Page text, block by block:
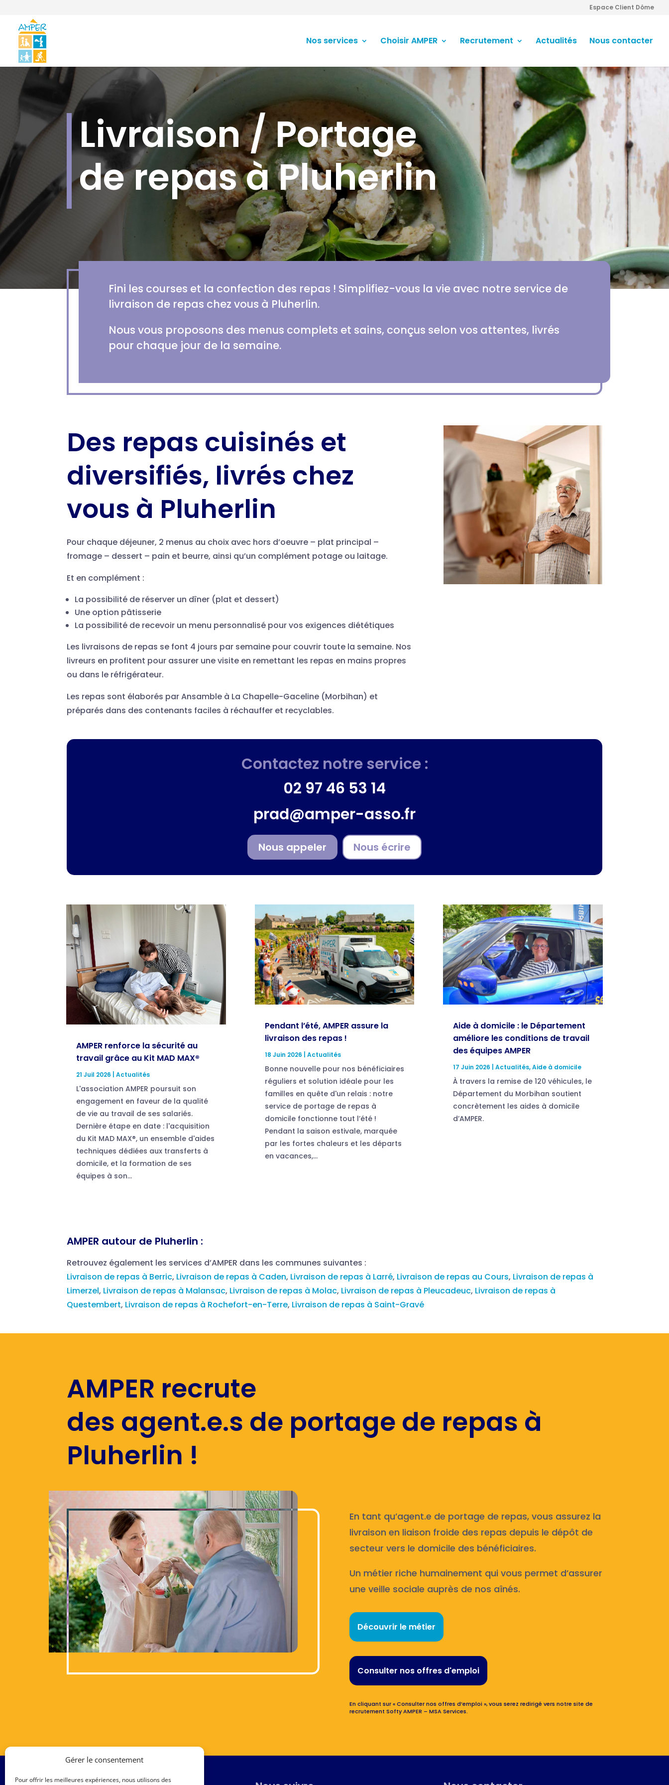
Gérer le consentement
Pour offrir les meilleures expériences, nous utilisons des
Espace Client Dôme
Nos services Choisir AMPER Recrutement Actualités Nous contacter
Livraison / Portage
de repas à Pluherlin
Fini les courses et la confection des repas ! Simplifiez-vous la vie avec notre service de
livraison de repas chez vous à Pluherlin.
Nous vous proposons des menus complets et sains, conçus selon vos attentes, livrés
pour chaque jour de la semaine.
Des repas cuisinés et
diversifiés, livrés chez
vous à Pluherlin
Pour chaque déjeuner, 2 menus au choix avec hors d’oeuvre – plat principal –
fromage – dessert – pain et beurre, ainsi qu’un complément potage ou laitage.
Et en complément :
La possibilité de réserver un dîner (plat et dessert)
Une option pâtisserie
La possibilité de recevoir un menu personnalisé pour vos exigences diététiques
Les livraisons de repas se font 4 jours par semaine pour couvrir toute la semaine. Nos
livreurs en profitent pour assurer une visite en remettant les repas en mains propres
ou dans le réfrigérateur.
Les repas sont élaborés par Ansamble à La Chapelle-Gaceline (Morbihan) et
préparés dans des contenants faciles à réchauffer et recyclables.
Contactez notre service :
02 97 46 53 14
prad@amper-asso.fr
Nous appeler Nous écrire
AMPER renforce la sécurité au
travail grâce au Kit MAD MAX®
21 Juil 2026 |Actualités
L'association AMPER poursuit son
engagement en faveur de la qualité
de vie au travail de ses salariés.
Dernière étape en date : l'acquisition
du Kit MAD MAX®, un ensemble d'aides
techniques dédiées aux transferts à
domicile, et la formation de ses
équipes à son...
Pendant l’été, AMPER assure la
livraison des repas !
18 Juin 2026 Actualités
Bonne nouvelle pour nos bénéficiaires
réguliers et solution idéale pour les
familles en quête d'un relais : notre
service de portage de repas à
domicile fonctionne tout l’été !
Pendant la saison estivale, marquée
par les fortes chaleurs et les départs
en vacances,...
Aide à domicile : le Département
améliore les conditions de travail
des équipes AMPER
17 Juin 2026 Actualités,Aide à domicile
À travers la remise de 120 véhicules, le
Département du Morbihan soutient
concrètement les aides à domicile
d’AMPER.
AMPER autour de Pluherlin :
Retrouvez également les services d’AMPER dans les communes suivantes :
Livraison de repas à Berric, Livraison de repas à Caden, Livraison de repas à Larré, Livraison de repas au Cours, Livraison de repas à
Limerzel, Livraison de repas à Malansac, Livraison de repas à Molac, Livraison de repas à Pleucadeuc, Livraison de repas à
Questembert, Livraison de repas à Rochefort-en-Terre, Livraison de repas à Saint-Gravé
AMPER recrute
des agent.e.s de portage de repas à
Pluherlin !
En tant qu’agent.e de portage de repas, vous assurez la
livraison en liaison froide des repas depuis le dépôt de
secteur vers le domicile des bénéficiaires.
Un métier riche humainement qui vous permet d’assurer
une veille sociale auprès de nos aînés.
Découvrir le métier
Consulter nos offres d'emploi
En cliquant sur « Consulter nos offres d’emploi », vous serez redirigé vers notre site de
recrutement Softy AMPER – MSA Services.